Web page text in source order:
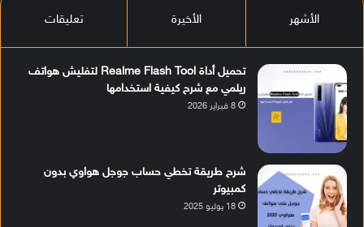
الأشهر الأخيرة تعليقات
تحميل أداة Realme Flash Tool لتفليش هواتف
ريلمي مع شرح كيفية استخدامها
8 فبراير 2026
شرح طريقة تخطي حساب جوجل هواوي بدون
كمبيوتر
18 يوليو 2025